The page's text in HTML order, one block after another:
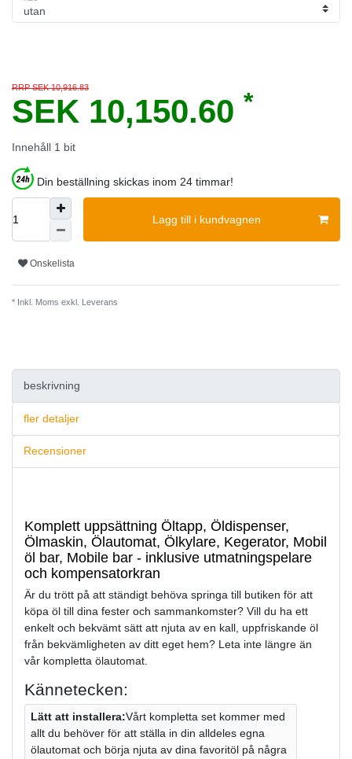
RRP SEK 10,916.83
SEK 10,150.60 *
Innehåll 1 bit
Din beställning skickas inom 24 timmar!
Lagg till i kundvagnen
Onskelista
* Inkl. Moms exkl. Leverans
beskrivning
fler detaljer
Recensioner
Komplett uppsättning Öltapp, Öldispenser,
Ölmaskin, Ölautomat, Ölkylare, Kegerator, Mobil
öl bar, Mobile bar - inklusive utmatningspelare
och kompensatorkran
Är du trött på att ständigt behöva springa till butiken för att
köpa öl till dina fester och sammankomster? Vill du ha ett
enkelt och bekvämt sätt att njuta av en kall, uppfriskande öl
från bekvämligheten av ditt eget hem? Leta inte längre än
vår kompletta ölautomat.
Kännetecken:
Lätt att installera:Vårt kompletta set kommer med
allt du behöver för att ställa in din alldeles egna
ölautomat och börja njuta av dina favoritöl på några